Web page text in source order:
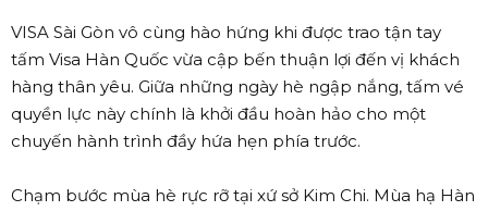
VISA Sài Gòn vô cùng hào hứng khi được trao tận tay
tấm Visa Hàn Quốc vừa cập bến thuận lợi đến vị khách
hàng thân yêu. Giữa những ngày hè ngập nắng, tấm vé
quyền lực này chính là khởi đầu hoàn hảo cho một
chuyến hành trình đầy hứa hẹn phía trước.
Chạm bước mùa hè rực rỡ tại xứ sở Kim Chi. Mùa hạ Hàn